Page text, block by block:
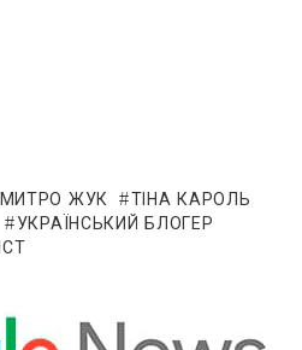
ЖУК
ТІНА КАРОЛЬ
УКРАЇНСЬКИЙ БЛОГЕР